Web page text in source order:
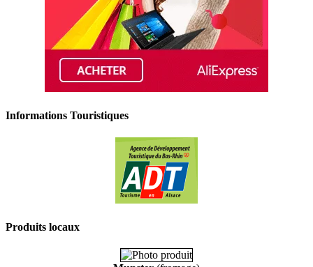
Informations Touristiques
Produits locaux